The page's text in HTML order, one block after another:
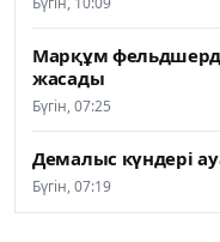
Марқұм
жасады
Бүгін, 07:25
Демалыс күндері
Бүгін, 07:19